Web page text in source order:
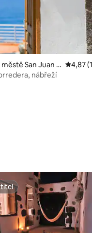
z 5, 110 hodnocení
San Juan d
4,87
nábřeží